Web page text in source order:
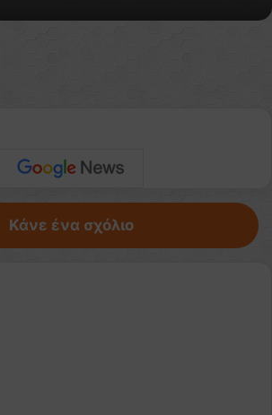
Κάνε ένα σχόλιο